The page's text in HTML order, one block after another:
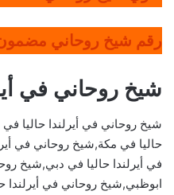
رقم شيخ روحاني
شيخ روحاني في
شيخ روحاني في أيرلندا حاليا
حاليا في مكة,شيخ روحاني في
في أيرلندا حاليا في دبي,شيخ
ابوظبي,شيخ روحاني في أيرلندا